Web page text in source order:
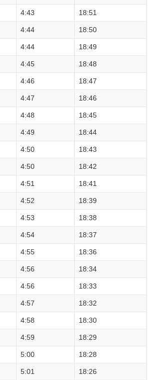
4:43 18:51
4:44 18:50
4:44 18:49
4:45 18:48
4:46 18:47
4:47 18:46
4:48 18:45
4:49 18:44
4:50 18:43
4:50 18:42
4:51 18:41
4:52 18:39
4:53 18:38
4:54 18:37
4:55 18:36
4:56 18:34
4:56 18:33
4:57 18:32
4:58 18:30
4:59 18:29
5:00 18:28
5:01 18:26